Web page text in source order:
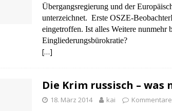
Übergangsregierung und der
unterzeichnet. Erste OSZE-
eingetroffen. Ist alles Weitere nunmehr
Eingliederungsbürokratie?
[…]
Die Krim russisch – was
18. März 2014 kai